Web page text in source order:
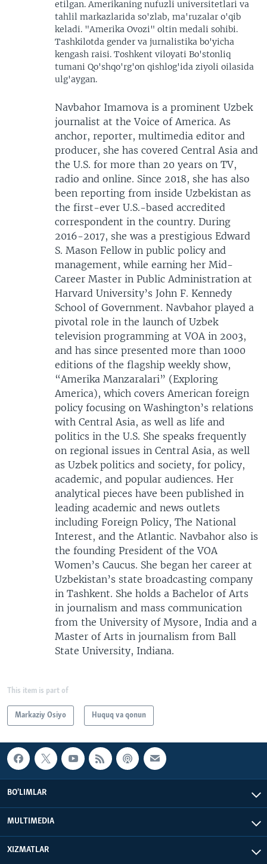
etilgan. Amerikaning nufuzli universitetlari va
tahlil markazlarida so'zlab, ma'ruzalar o'qib
keladi. "Amerika Ovozi" oltin medali sohibi.
Tashkilotda gender va jurnalistika bo'yicha
kengash raisi. Toshkent viloyati Bo'stonliq
tumani Qo'shqo'rg'on qishlog'ida ziyoli oilasida
ulg'aygan.
Navbahor Imamova is a prominent Uzbek
journalist at the Voice of America. As
anchor, reporter, multimedia editor and
producer, she has covered Central Asia and
the U.S. for more than 20 years on TV,
radio and online. Since 2018, she has also
been reporting from inside Uzbekistan as
the first-ever U.S.-based accredited
correspondent in the country. During
2016-2017, she was a prestigious Edward
S. Mason Fellow in public policy and
management, while earning her Mid-
Career Master in Public Administration at
Harvard University’s John F. Kennedy
School of Government. Navbahor played a
pivotal role in the launch of Uzbek
television programming at VOA in 2003,
and has since presented more than 1000
editions of the flagship weekly show,
“Amerika Manzaralari” (Exploring
America), which covers American foreign
policy focusing on Washington’s relations
with Central Asia, as well as life and
politics in the U.S. She speaks frequently
on regional issues in Central Asia, as well
as Uzbek politics and society, for policy,
academic, and popular audiences. Her
analytical pieces have been published in
leading academic and news outlets
including Foreign Policy, The National
Interest, and the Atlantic. Navbahor also is
the founding President of the VOA
Women’s Caucus. She began her career at
Uzbekistan’s state broadcasting company
in Tashkent. She holds a Bachelor of Arts
in journalism and mass communication
from the University of Mysore, India and a
Master of Arts in journalism from Ball
State University, Indiana.
This item is part of
Markaziy Osiyo Huquq va qonun
BO'LIMLAR
MULTIMEDIA
XIZMATLAR